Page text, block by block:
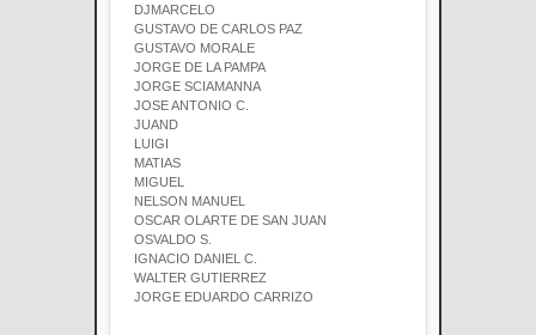
DJMARCELO
GUSTAVO DE CARLOS PAZ
GUSTAVO MORALE
JORGE DE LA PAMPA
JORGE SCIAMANNA
JOSE ANTONIO C.
JUAND
LUIGI
MATIAS
MIGUEL
NELSON MANUEL
OSCAR OLARTE DE SAN JUAN
OSVALDO S.
IGNACIO DANIEL C.
WALTER GUTIERREZ
JORGE EDUARDO CARRIZO